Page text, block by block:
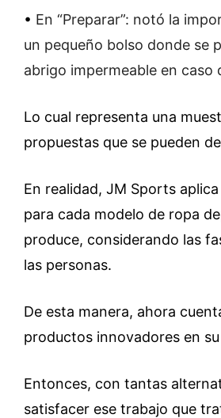
• En “Preparar”: notó la
un pequeño bolso donde se
abrigo impermeable en caso
Lo cual representa una
propuestas que se pueden
En realidad, JM Sports
para cada modelo de ropa
produce, considerando las
las personas.
De esta manera, ahora
productos innovadores en
Entonces, con tantas
satisfacer ese trabajo que